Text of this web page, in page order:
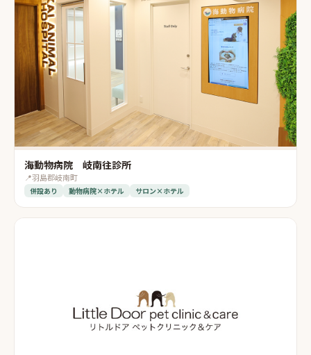
海動物病院 岐南往診所
📍羽島郡岐南町
併設あり 動物病院×ホテル サロン×ホテル